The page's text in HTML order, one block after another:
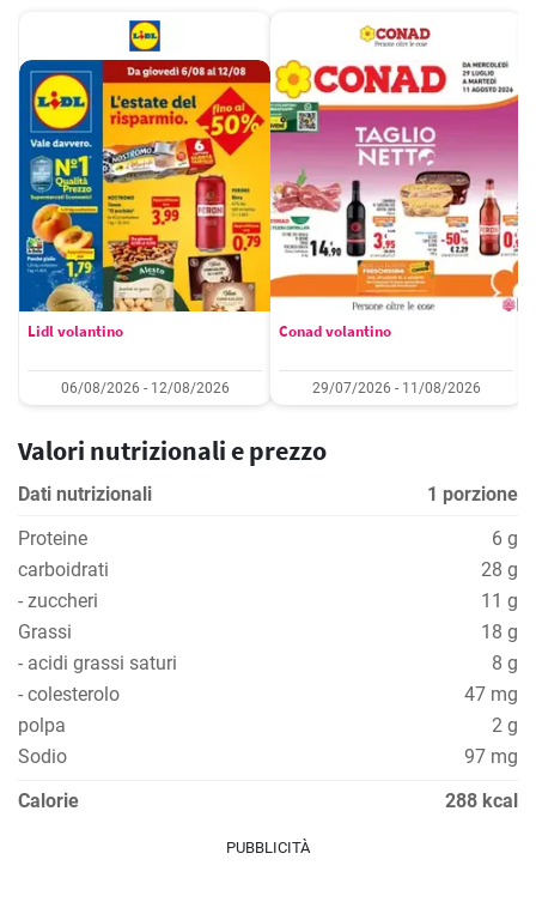
Lidl volantino
06/08/2026 - 12/08/2026
Conad volantino
29/07/2026 - 11/08/2026
Valori nutrizionali e prezzo
Dati nutrizionali
1 porzione
Proteine
6 g
carboidrati
28 g
- zuccheri
11 g
Grassi
18 g
- acidi grassi saturi
8 g
- colesterolo
47 mg
polpa
2 g
Sodio
97 mg
Calorie
288 kcal
PUBBLICITÀ